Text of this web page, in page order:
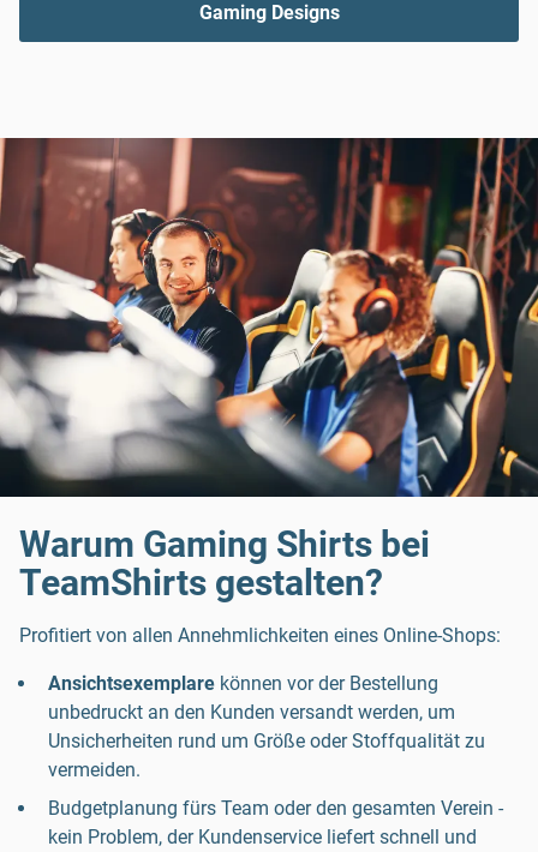
Gaming Designs
Warum Gaming Shirts bei
TeamShirts gestalten?
Profitiert von allen Annehmlichkeiten eines Online-Shops:
Ansichtsexemplare können vor der Bestellung
unbedruckt an den Kunden versandt werden, um
Unsicherheiten rund um Größe oder Stoffqualität zu
vermeiden.
Budgetplanung fürs Team oder den gesamten Verein -
kein Problem, der Kundenservice liefert schnell und